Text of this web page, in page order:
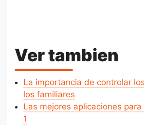
Ver tambien
La importancia de controlar
los familiares
Las mejores aplicaciones para
1